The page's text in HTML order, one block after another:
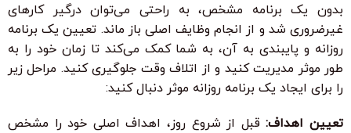
بدون یک برنامه مشخص، به راحتی می‌توان درگیر کارهای
غیرضروری شد و از انجام وظایف اصلی باز ماند. تعیین یک برنامه
روزانه و پایبندی به آن، به شما کمک می‌کند تا زمان خود را به
طور موثر مدیریت کنید و از اتلاف وقت جلوگیری کنید. مراحل زیر
را برای ایجاد یک برنامه روزانه موثر دنبال کنید:
تعیین اهداف:قبل از شروع روز، اهداف اصلی خود را مشخص